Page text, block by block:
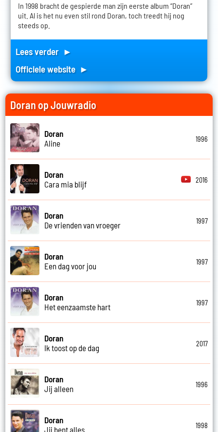
In 1998 bracht de gespierde man zijn eerste album “Doran”
uit. Al is het nu even stil rond Doran, toch treedt hij nog
steeds op.
Lees verder ►
Officiele website ►
Doran op Jouwradio
Doran
Aline
1996
Doran
Cara mia blijf
2016
Doran
De vrienden van vroeger
1997
Doran
Een dag voor jou
1997
Doran
Het eenzaamste hart
1997
Doran
Ik toost op de dag
2017
Doran
Jij alleen
1996
Doran
Jij bent alles
1998